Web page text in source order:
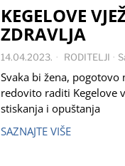
KEGELOVE
ZDRAVLJA
14.04.2023. RODITELJI ·
Svaka bi žena,
redovito raditi Kegelove
stiskanja i opuštanja
SAZNAJTE VIŠE